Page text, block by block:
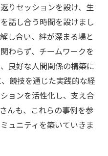
りセッションを設け、生
話し合う時間を設けまし
し合い、絆が深まる場と
わらず、チームワークを
良好な人間関係の構築に
競技を通じた実践的な経
ョンを活性化し、支え合
んも、これらの事例を参
ュニティを築いていきま